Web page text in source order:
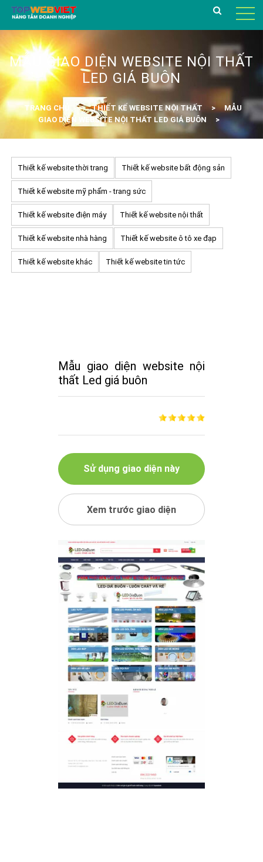
MẪU GIAO DIỆN WEBSITE NỘI THẤT
LED GIÁ BUÔN
TRANG CHỦ THIẾT KẾ WEBSITE NỘI THẤT
MẪU
GIAO DIỆN WEBSITE NỘI THẤT LED GIÁ BUÔN
Thiết kế website thời trang Thiết kế website bất động sản
Thiết kế website mỹ phẩm - trang sức
Thiết kế website điện máy Thiết kế website nội thất
Thiết kế website nhà hàng Thiết kế website ô tô xe đạp
Thiết kế website khác Thiết kế website tin tức
Mẫu giao diện website nội
thất Led giá buôn
Sử dụng giao diện này
Xem trước giao diện